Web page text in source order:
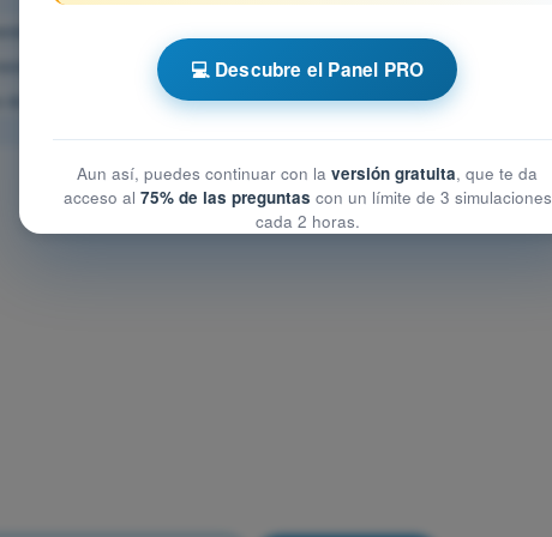
de la Aeronave - Instrumentación
de la Aeronave - Instrumentación
💻 Descubre el Panel PRO
Aun así, puedes continuar con la versión gratuita, que te da
acceso al 75% de las preguntas con un límite de 3 simulaciones
cada 2 horas.